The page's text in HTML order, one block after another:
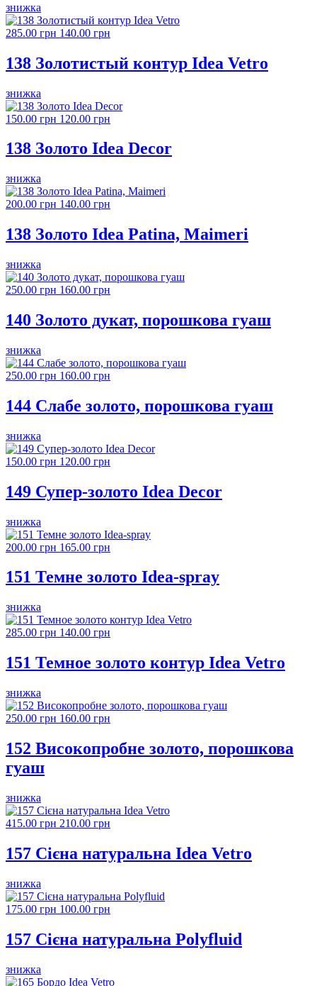
знижка
285.00 грн 140.00 грн
138 Золотистый контур Idea Vetro
знижка
150.00 грн 120.00 грн
138 Золото Idea Decor
знижка
200.00 грн 140.00 грн
138 Золото Idea Patina, Maimeri
знижка
250.00 грн 160.00 грн
140 Золото дукат, порошкова гуаш
знижка
250.00 грн 160.00 грн
144 Слабе золото, порошкова гуаш
знижка
150.00 грн 120.00 грн
149 Супер-золото Idea Decor
знижка
200.00 грн 165.00 грн
151 Темне золото Idea-spray
знижка
285.00 грн 140.00 грн
151 Темное золото контур Idea Vetro
знижка
250.00 грн 160.00 грн
152 Високопробне золото, порошкова
гуаш
знижка
415.00 грн 210.00 грн
157 Сієна натуральна Idea Vetro
знижка
175.00 грн 100.00 грн
157 Сієна натуральна Polyfluid
знижка